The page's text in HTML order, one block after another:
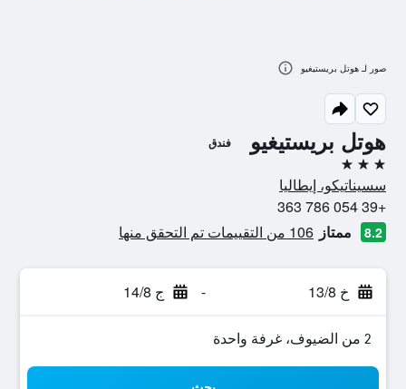
هوتل بريستيغيو فندق
3 نجوم
سسيناتيكو، إيطاليا
+39 054 786 363
8.2 ممتاز 106 من التقييمات تم التحقق منها
خ 13/8 - ج 14/8
2 من الضيوف، غرفة واحدة
صور لـ هوتل بريستيغيو